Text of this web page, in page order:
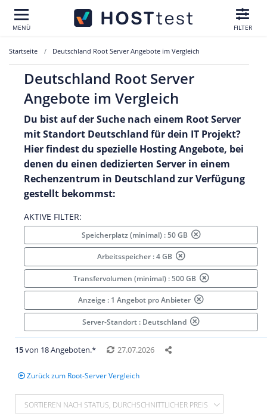
MENÜ FILTER
Startseite Deutschland Root Server Angebote im Vergleich
Deutschland Root Server
Angebote im Vergleich
Du bist auf der Suche nach einem Root Server
mit Standort Deutschland für dein IT Projekt?
Hier findest du spezielle Hosting Angebote, bei
denen du einen dedizierten Server in einem
Rechenzentrum in Deutschland zur Verfügung
gestellt bekommst:
AKTIVE FILTER:
Speicherplatz (minimal) : 50 GB
Arbeitsspeicher : 4 GB
Transfervolumen (minimal) : 500 GB
Anzeige : 1 Angebot pro Anbieter
Server-Standort : Deutschland
15von 18 Angeboten.* 27.07.2026
Zurück zum Root-Server Vergleich
SORTIEREN NACH STATUS, DURCHSCHNITTLICHER PREIS